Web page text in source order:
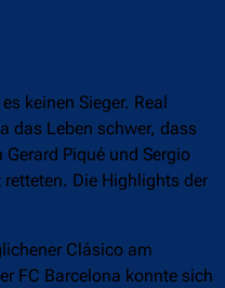
keinen Sieger. Real
das Leben schwer, dass
Piqué und Sergio
Die Highlights der
Clásico am
FC Barcelona konnte sich